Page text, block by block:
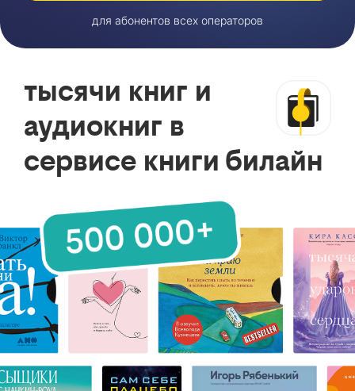
для абонентов всех операторов
тысячи книг и
аудиокниг в
сервисе книги билайн